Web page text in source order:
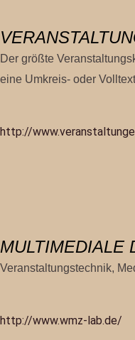
Der größte
eine Umkreis- oder
http://
MULTIMEDIALE
Veranstaltungstechnik,
http://www.wmz-lab.de/